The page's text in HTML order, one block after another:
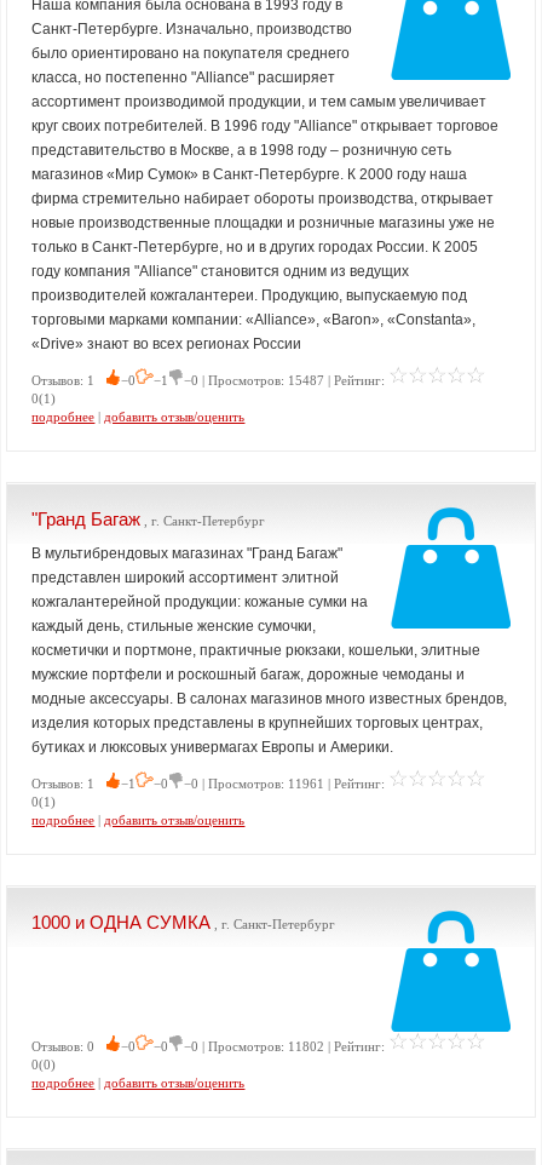
Наша компания была основана в 1993 году в
Санкт-Петербурге. Изначально, производство
было ориентировано на покупателя среднего
класса, но постепенно "Alliance" расширяет
ассортимент производимой продукции, и тем самым увеличивает
круг своих потребителей. В 1996 году "Alliance" открывает торговое
представительство в Москве, а в 1998 году – розничную сеть
магазинов «Мир Сумок» в Санкт-Петербурге. К 2000 году наша
фирма стремительно набирает обороты производства, открывает
новые производственные площадки и розничные магазины уже не
только в Санкт-Петербурге, но и в других городах России. К 2005
году компания "Alliance" становится одним из ведущих
производителей кожгалантереи. Продукцию, выпускаемую под
торговыми марками компании: «Alliance», «Baron», «Constanta»,
«Drive» знают во всех регионах России
Отзывов: 1 −0 −1
−0 | Просмотров: 15487 | Рейтинг:
0(1)
подробнее | добавить отзыв/оценить
"Гранд Багаж , г. Санкт-Петербург
В мультибрендовых магазинах "Гранд Багаж"
представлен широкий ассортимент элитной
кожгалантерейной продукции: кожаные сумки на
каждый день, стильные женские сумочки,
косметички и портмоне, практичные рюкзаки, кошельки, элитные
мужские портфели и роскошный багаж, дорожные чемоданы и
модные аксессуары. В салонах магазинов много известных брендов,
изделия которых представлены в крупнейших торговых центрах,
бутиках и люксовых универмагах Европы и Америки.
Отзывов: 1 −1 −0
−0 | Просмотров: 11961 | Рейтинг:
0(1)
подробнее | добавить отзыв/оценить
1000 и ОДНА СУМКА , г. Санкт-Петербург
Отзывов: 0 −0 −0
−0 | Просмотров: 11802 | Рейтинг:
0(0)
подробнее | добавить отзыв/оценить